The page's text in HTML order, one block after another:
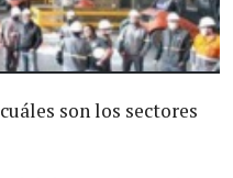
son los sectores